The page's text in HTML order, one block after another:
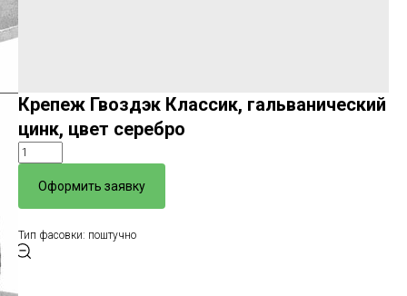
Крепеж Гвоздэк Классик, гальванический
цинк, цвет серебро
Оформить заявку
Тип фасовки: поштучно